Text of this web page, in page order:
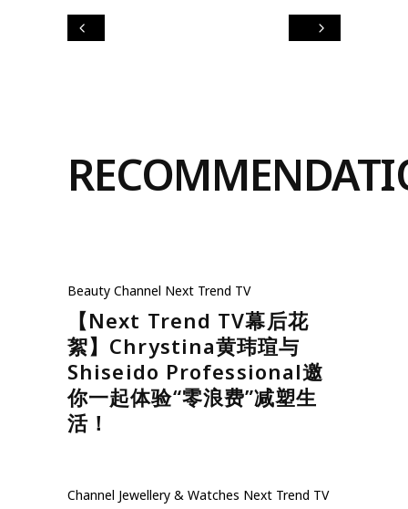
Beauty Channel Next Trend TV
【Next Trend TV幕后花
絮】Chrystina黄玮瑄与
Shiseido Professional邀
你一起体验“零浪费”减塑生
活！
Channel Jewellery & Watches Next Trend TV